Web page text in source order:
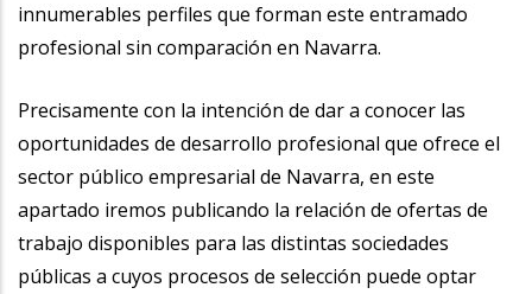
innumerables perfiles que forman este entramado
profesional sin comparación en Navarra.
Precisamente con la intención de dar a conocer las
oportunidades de desarrollo profesional que ofrece el
sector público empresarial de Navarra, en este
apartado iremos publicando la relación de ofertas de
trabajo disponibles para las distintas sociedades
públicas a cuyos procesos de selección puede optar